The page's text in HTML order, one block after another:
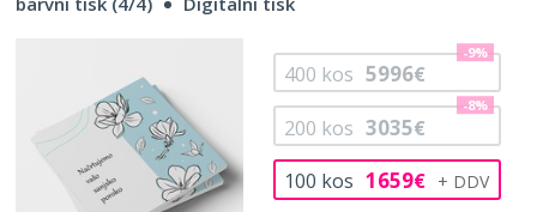
100 kos 1659€
200 kos 3035€
-8%
400 kos 5996€
-9%